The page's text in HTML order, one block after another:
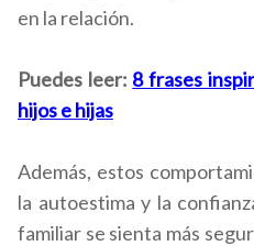
en la relación.
Puedes leer: 8 frases
hijos e hijas
Además, estos
la autoestima y la
familiar se sienta más